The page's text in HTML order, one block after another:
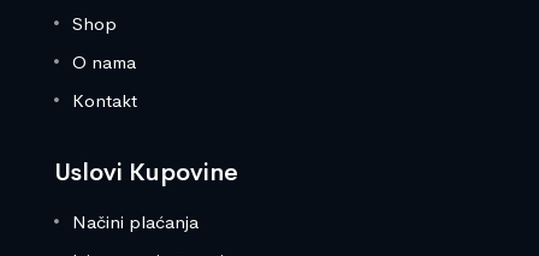
Shop
O nama
Kontakt
Uslovi Kupovine
Načini plaćanja